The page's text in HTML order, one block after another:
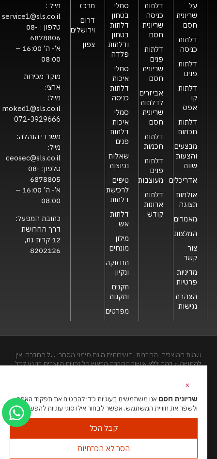
על
שריונית
חסם
דלתות
כניסה
דלתות
פנים
דלתות
קו
אפס
דלתות
חכמות
מבצעים
והצעות
שוות
אדריכלים
אולמות
תצוגה
מאמרים
המלצות
צור
קשר
מדיניות
פרטיות
הצהרת
נגישות
דלתות
כניסה
שריונית
חסם
דלתות
פנים
שריונית
חסם
אביזרים
לדלתות
שריונית
חסם
דלתות
חכמות
דלתות
פנים
מעוצבות
דלתות
ארונות
קודש
סמלי
בטחון
דלתות
בטחון
ודלתות
פלדה
סמלי
איכות
דלתות
כניסה
סמלי
איכות
דלתות
פנים
שאלות
נפוצות
טיפים
לרכישת
דלתות
דלתות
אש
מילון
מונחים
תחזוקה
ונקיון
תקנים
ותקנות
מפרטים
מרכז
דרום
וירושלים
צפון
מייל :
service1@sls.co.il
טלפון : 08-
6878806
א’- ה’ 16:00 –
08:00
מוקד מכירות
ארצי:
מייל:
moked1@sls.co.il
072-3929666
משרדי הנהלה:
מייל:
ceosec@sls.co.il
טלפון: 08-
6878805
א’- ה’ 16:00 –
08:00
כתובת המפעל:
דרך החרושת
12 קרית גת,
8202126
שמות המוצרים, החברות, השירותים הינם סימני מסחרי של החברה ואין
להתשמש בהם ללא אישור החברה מראש.כל זכויות היוצרים בנוגע לכל
האתר מנוהל ע”י גאו מדיהסוכנות דיגיטל
×
שריונית חסם אנו משתמשים בעוגיות כדי להבטיח את תפקוד האתר
ולשפר את חוויית המשתמש. אפשר לבחור אילו סוגי עוגיות להפעיל.
קבל הכל
הסר לא הכרחיות